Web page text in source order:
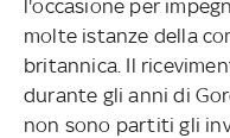
l'occasione per
molte istanze della
britannica. Il
durante gli anni di
non sono partiti gli